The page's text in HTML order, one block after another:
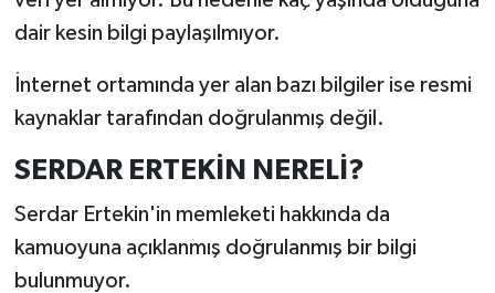
dair kesin bilgi paylaşılmıyor.
İnternet ortamında yer alan bazı bilgiler ise resmi
kaynaklar tarafından doğrulanmış değil.
SERDAR ERTEKİN NERELİ?
Serdar Ertekin'in memleketi hakkında da
kamuoyuna açıklanmış doğrulanmış bir bilgi
bulunmuyor.